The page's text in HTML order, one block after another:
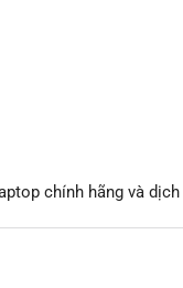
chính hãng và